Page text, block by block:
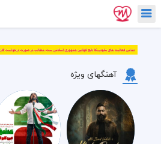
آهنگهای ویژه